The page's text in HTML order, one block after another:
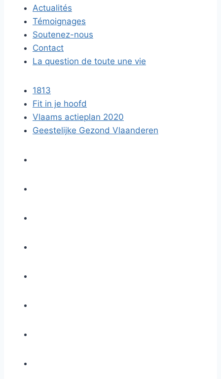
Actualités
Témoignages
Soutenez-nous
Contact
La question de toute une vie
1813
Fit in je hoofd
Vlaams actieplan 2020
Geestelijke Gezond Vlaanderen